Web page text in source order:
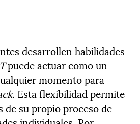
desarrollen habilidades
puede actuar como un
momento para
Esta flexibilidad permite
su propio proceso de